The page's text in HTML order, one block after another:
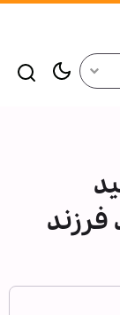
فرزند